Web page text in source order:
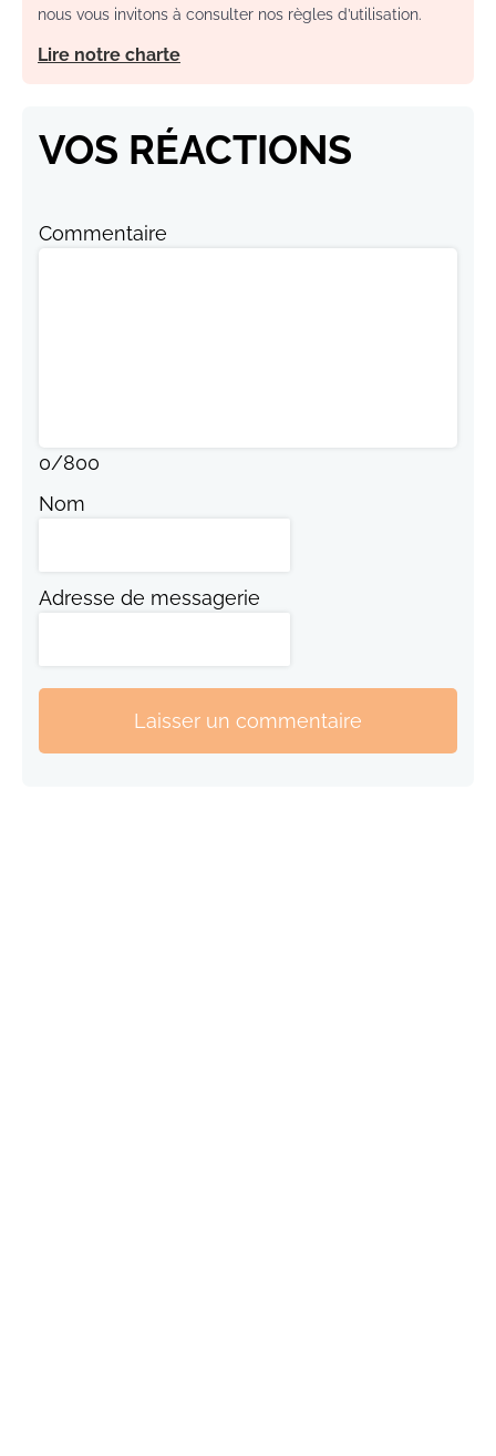
nous vous invitons à consulter nos règles d’utilisation.
Lire notre charte
VOS RÉACTIONS
Commentaire
0/800
Nom
Adresse de messagerie
Laisser un commentaire